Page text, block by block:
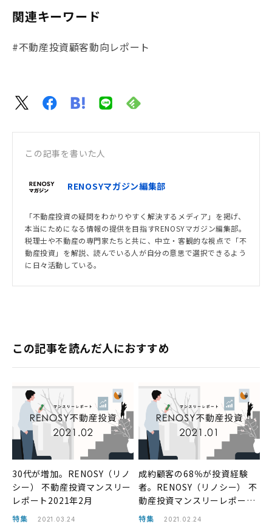
関連キーワード
#不動産投資顧客動向レポート
この記事を書いた人
RENOSYマガジン編集部
「不動産投資の疑問をわかりやすく解決するメディア」を掲げ、
本当にためになる情報の提供を目指すRENOSYマガジン編集部。
税理士や不動産の専門家たちと共に、中立・客観的な視点で「不
動産投資」を解説、読んでいる人が自分の意思で選択できるよう
に日々活動している。
この記事を読んだ人におすすめ
30代が増加。RENOSY（リノ
シー） 不動産投資マンスリー
レポート2021年2月
特集 2021.03.24
成約顧客の68％が投資経験
者。RENOSY（リノシー） 不
動産投資マンスリーレポート
2021年1月
特集 2021.02.24